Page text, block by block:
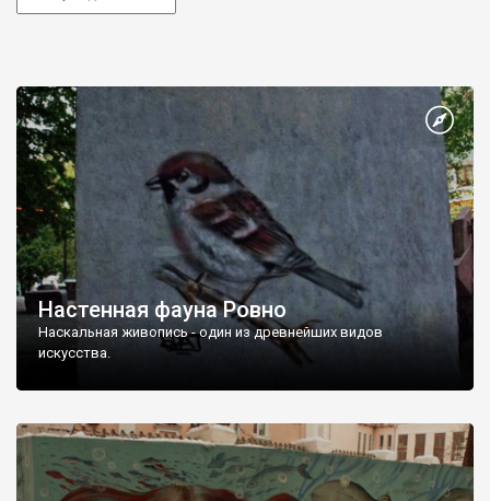
Настенная фауна Ровно
Наскальная живопись - один из древнейших видов
искусства.